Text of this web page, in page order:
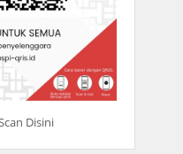
Disini